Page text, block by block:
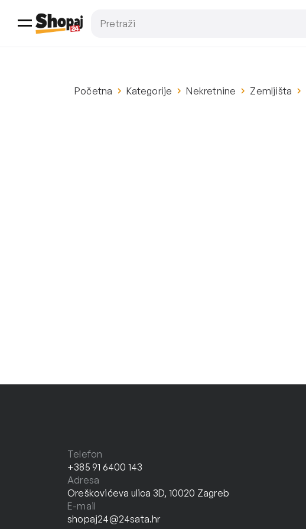
Početna Kategorije Nekretnine Zemljišta
Telefon
+385 91 6400 143
Adresa
Oreškovićeva ulica 3D, 10020 Zagreb
E-mail
shopaj24@24sata.hr